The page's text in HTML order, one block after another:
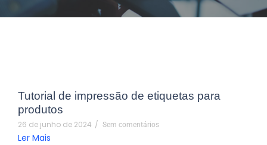
Tutorial de impressão de etiquetas para
produtos
26 de junho de 2024 / Sem comentários
Ler Mais